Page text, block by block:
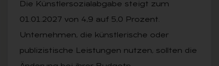
Die Künstlersozialabgabe steigt zum
01.01.2027 von 4,9 auf 5,0 Prozent.
Unternehmen, die künstlerische oder
publizistische Leistungen nutzen, sollten die